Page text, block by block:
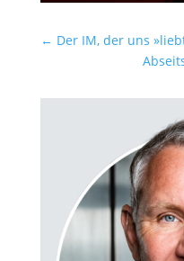
← Der IM, der uns